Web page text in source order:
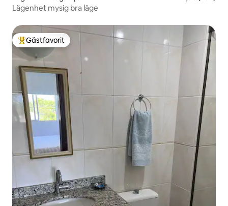
Lägenhet mysig bra läge
Populär gästfavorit
Gästfavorit